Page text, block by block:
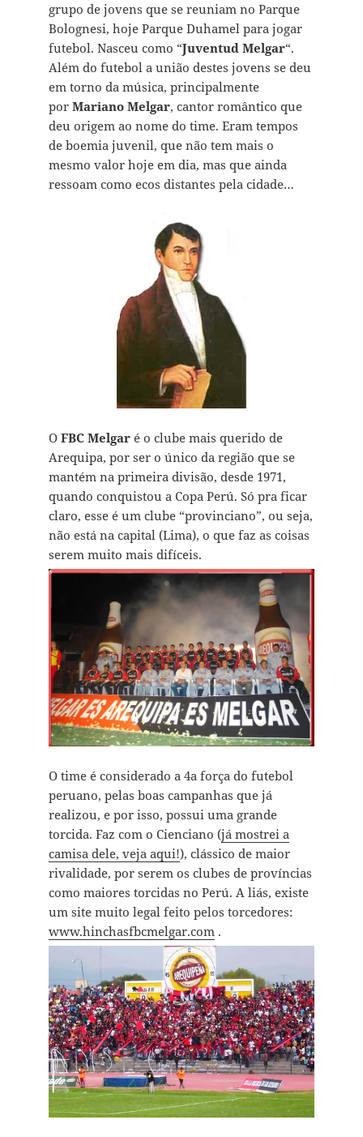
grupo de jovens que se reuniam no Parque
Bolognesi, hoje Parque Duhamel para jogar
futebol. Nasceu como “Juventud Melgar“.
Além do futebol a união destes jovens se deu
em torno da música, principalmente
por Mariano Melgar, cantor romântico que
deu origem ao nome do time. Eram tempos
de boemia juvenil, que não tem mais o
mesmo valor hoje em dia, mas que ainda
ressoam como ecos distantes pela cidade…
O FBC Melgar é o clube mais querido de
Arequipa, por ser o único da região que se
mantém na primeira divisão, desde 1971,
quando conquistou a Copa Perú. Só pra ficar
claro, esse é um clube “provinciano”, ou seja,
não está na capital (Lima), o que faz as coisas
serem muito mais difíceis.
O time é considerado a 4a força do futebol
peruano, pelas boas campanhas que já
realizou, e por isso, possui uma grande
torcida. Faz com o Cienciano (já mostrei a
camisa dele, veja aqui!), clássico de maior
rivalidade, por serem os clubes de províncias
como maiores torcidas no Perú. A liás, existe
um site muito legal feito pelos torcedores:
www.hinchasfbcmelgar.com.